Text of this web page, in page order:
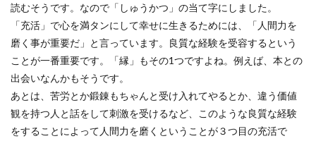
読むそうです。なので「しゅうかつ」の当て字にしました。
「充活」で心を満タンにして幸せに生きるためには、「人間力を
磨く事が重要だ」と言っています。良質な経験を受容するという
ことが一番重要です。「縁」もその1つですよね。例えば、本との
出会いなんかもそうです。
あとは、苦労とか鍛錬もちゃんと受け入れてやるとか、違う価値
観を持つ人と話をして刺激を受けるなど、このような良質な経験
をすることによって人間力を磨くということが３つ目の充活で